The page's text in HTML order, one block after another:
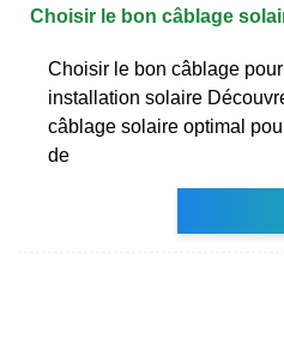
Choisir le bon câblage
Choisir le bon câblage
installation solaire
câblage solaire optimal
de